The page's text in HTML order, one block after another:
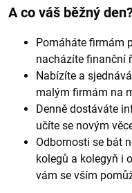
A co váš běžný
Pomáháte firmám
nacházíte finanční
Nabízíte a
malým firmám na
Denně dostáváte
učíte se novým
Odbornosti se bát
kolegů a kolegyň i
vám se vším